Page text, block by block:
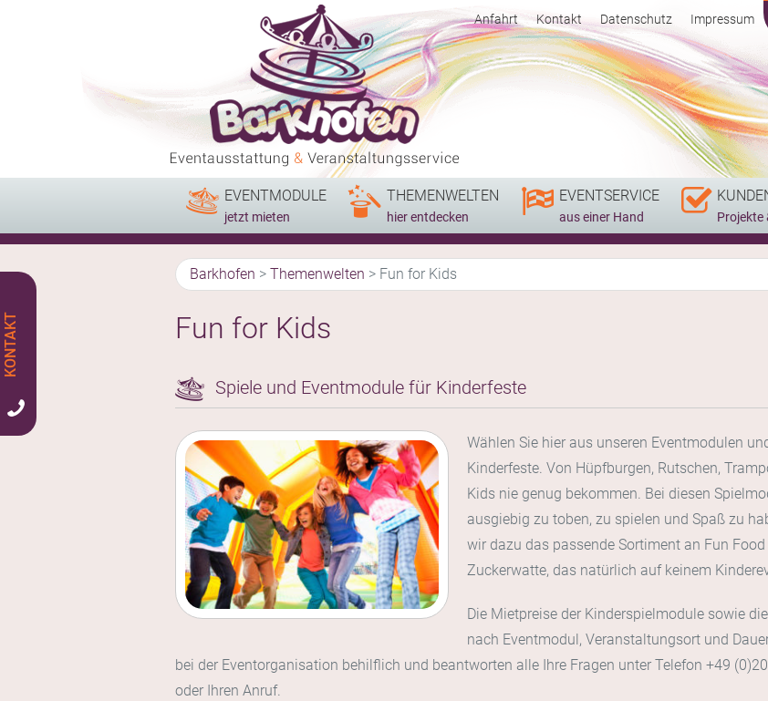
Impressum
Datenschutz
Kontakt
Anfahrt
EVENTMODULE
jetzt mieten
THEMENWELTEN
hier entdecken
EVENTSERVICE
aus einer Hand Projekte
Barkhofen > Themenwelten > Fun for Kids
Fun for Kids
Spiele und Eventmodule für Kinderfeste
Wählen Sie hier aus unseren Eventmodulen
Kinderfeste. Von Hüpfburgen, Rutschen,
Kids nie genug bekommen. Bei diesen
ausgiebig zu toben, zu spielen und Spaß zu
wir dazu das passende Sortiment an Fun
Zuckerwatte, das natürlich auf keinem
Die Mietpreise der Kinderspielmodule sowie
nach Eventmodul, Veranstaltungsort und
bei der Eventorganisation behilflich und beantworten alle Ihre Fragen unter Telefon +49
oder Ihren Anruf.